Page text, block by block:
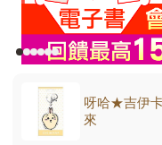
呀哈★吉伊
來